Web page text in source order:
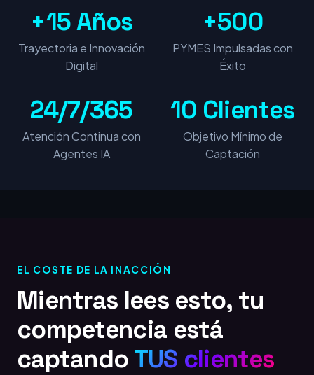
+15 Años
Trayectoria e Innovación
Digital
+500
PYMES Impulsadas con
Éxito
24/7/365
Atención Continua con
Agentes IA
10 Clientes
Objetivo Mínimo de
Captación
EL COSTE DE LA INACCIÓN
Mientras lees esto, tu
competencia está
captando TUS clientes